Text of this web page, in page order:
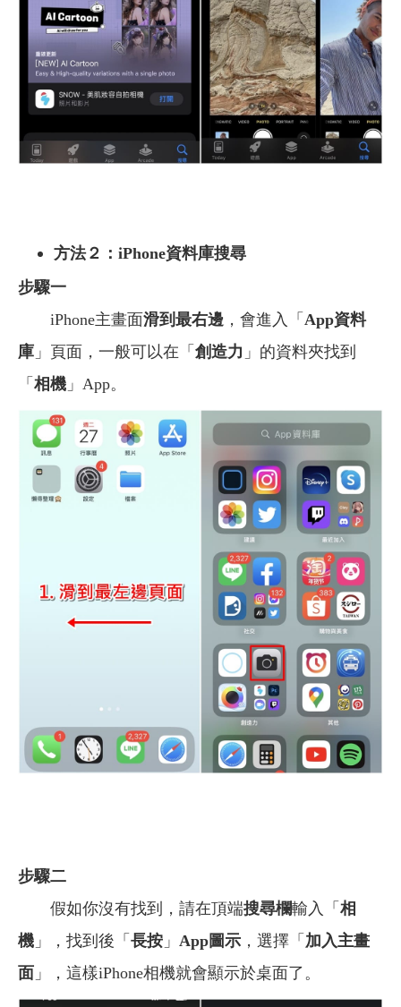
方法２：iPhone資料庫搜尋
步驟一
iPhone主畫面滑到最右邊 ，會進入「 App資料
庫 」頁面，一般可以在「 創造力 」的資料夾找到
「 相機 」App。
步驟二
假如你沒有找到，請在頂端搜尋欄輸入「 相
機 」，找到後「 長按 」 App圖示 ，選擇「 加入主畫
面 」，這樣iPhone相機就會顯示於桌面了。